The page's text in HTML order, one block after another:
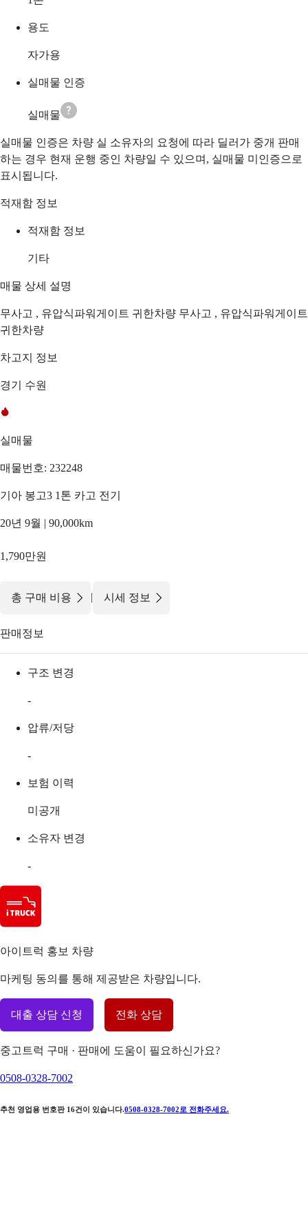
용도
자가용
실매물 인증
실매물
실매물 인증은 차량 실 소유자의 요청에 따라 딜러가 중개 판매
하는 경우 현재 운행 중인 차량일 수 있으며, 실매물 미인증으로
표시됩니다.
적재함 정보
적재함 정보
기타
매물 상세 설명
무사고 , 유압식파워게이트 귀한차량 무사고 , 유압식파워게이트
귀한차량
차고지 정보
경기 수원
실매물
매물번호: 232248
기아 봉고3 1톤 카고 전기
20년 9월 | 90,000km
1,790만원
총 구매 비용 | 시세 정보
판매정보
구조 변경
-
압류/저당
-
보험 이력
미공개
소유자 변경
-
아이트럭 홍보 차량
마케팅 동의를 통해 제공받은 차량입니다.
대출 상담 신청 전화 상담
중고트럭 구매 · 판매에 도움이 필요하신가요?
0508-0328-7002
추천 영업용 번호판 16건이 있습니다.0508-0328-7002 로 전화주세요.